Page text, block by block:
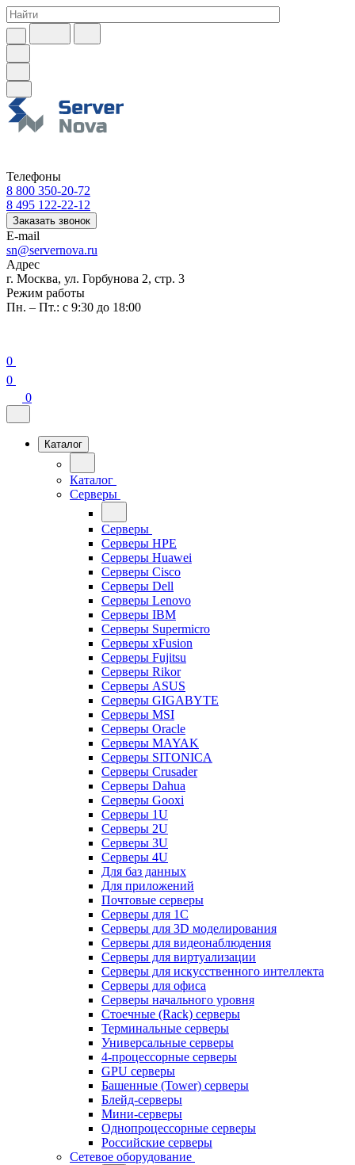
Телефоны
8 800 350-20-72
8 495 122-22-12
Заказать звонок
E-mail
sn@servernova.ru
Адрес
г. Москва, ул. Горбунова 2, стр. 3
Режим работы
Пн. – Пт.: с 9:30 до 18:00
0
0
0
Каталог
Каталог
Серверы
Серверы
Серверы HPE
Серверы Huawei
Серверы Cisco
Серверы Dell
Серверы Lenovo
Серверы IBM
Серверы Supermicro
Серверы xFusion
Серверы Fujitsu
Серверы Rikor
Серверы ASUS
Серверы GIGABYTE
Серверы MSI
Серверы Oracle
Серверы MAYAK
Серверы SITONICA
Серверы Crusader
Серверы Dahua
Серверы Gooxi
Серверы 1U
Серверы 2U
Серверы 3U
Серверы 4U
Для баз данных
Для приложений
Почтовые серверы
Серверы для 1С
Серверы для 3D моделирования
Серверы для видеонаблюдения
Серверы для виртуализации
Серверы для искусственного интеллекта
Серверы для офиса
Серверы начального уровня
Стоечные (Rack) серверы
Терминальные серверы
Универсальные серверы
4-процессорные серверы
GPU серверы
Башенные (Tower) серверы
Блейд-серверы
Мини-серверы
Однопроцессорные серверы
Российские серверы
Сетевое оборудование